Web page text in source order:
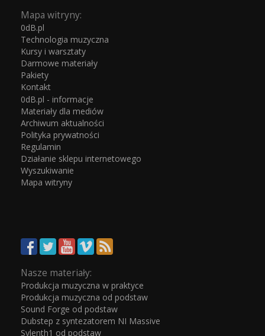
Mapa witryny:
0dB.pl
Technologia muzyczna
Kursy i warsztaty
Darmowe materiały
Pakiety
Kontakt
0dB.pl - informacje
Materiały dla mediów
Archiwum aktualności
Polityka prywatności
Regulamin
Działanie sklepu internetowego
Wyszukiwanie
Mapa witryny
Nasze materiały:
Produkcja muzyczna w praktyce
Produkcja muzyczna od podstaw
Sound Forge od podstaw
Dubstep z syntezatorem NI Massive
Sylenth1 od podstaw